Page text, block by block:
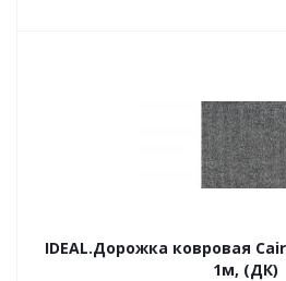
IDEAL.Дорожка ковровая
1м, (ДК)